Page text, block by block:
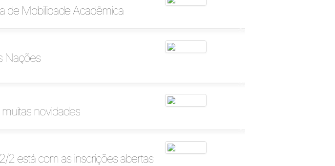
de Mobilidade Acadêmica
Nações
novidades
2 está com as inscrições abertas